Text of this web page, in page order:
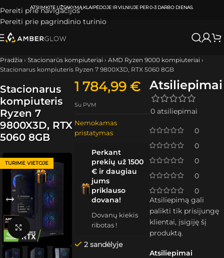
Pereiti prie navigacijos
Pereiti prie pagrindinio turinio
ATSIIMKITE UŽSAKYMĄKLAIPĖDOJE IR VILNIUJE PER0-3 DARBO DIENAS.
Pradžia › Stacionarūs kompiuteriai › AMD Ryzen 9000 kompiuteriai ›
Stacionarus kompiuteris Ryzen 7 9800X3D, RTX 5060 8GB
Stacionarus
kompiuteris
Ryzen 7
9800X3D, RTX
5060 8GB
TURIME VIETOJE
Spustelėkite, kad padidintumėte
1 784,99€
Su PVM
Nemokamas
pristatymas
Perkant
prekių už 1500
€ ir daugiau
jums
priklauso
dovana!
Dovanų kiekis
ribotas !
2 sandėlyje
Atsiliepimai
0 atsiliepimai
0
0
0
0
0
Atsiliepimai
Atsiliepimą gali
palikti tik prisijungę
klientai, įsigiję šį
produktą.